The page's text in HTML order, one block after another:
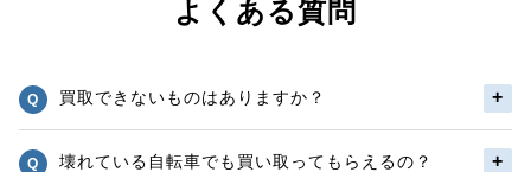
よくある質問
買取できないものはありますか？
壊れている自転車でも買い取ってもらえるの？